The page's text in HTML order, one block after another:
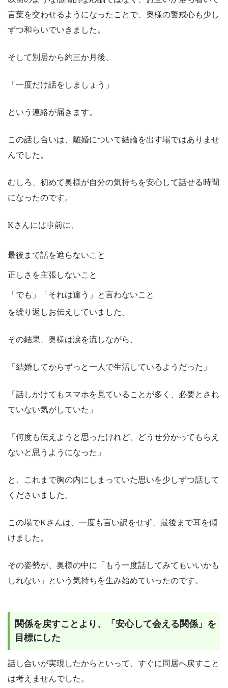
言葉を交わせるようになったことで、奥様の警戒心も少し
ずつ和らいでいきました。
そして別居から約三か月後、
「一度だけ話をしましょう」
という連絡が届きます。
この話し合いは、離婚について結論を出す場ではありませ
んでした。
むしろ、初めて奥様が自分の気持ちを安心して話せる時間
になったのです。
Kさんには事前に、
最後まで話を遮らないこと
正しさを主張しないこと
「でも」「それは違う」と言わないこと
を繰り返しお伝えしていました。
その結果、奥様は涙を流しながら、
「結婚してからずっと一人で生活しているようだった」
「話しかけてもスマホを見ていることが多く、必要とされ
ていない気がしていた」
「何度も伝えようと思ったけれど、どうせ分かってもらえ
ないと思うようになった」
と、これまで胸の内にしまっていた思いを少しずつ話して
くださいました。
この場でKさんは、一度も言い訳をせず、最後まで耳を傾
けました。
その姿勢が、奥様の中に「もう一度話してみてもいいかも
しれない」という気持ちを生み始めていったのです。
関係を戻すことより、「安心して会える関係」を
目標にした
話し合いが実現したからといって、すぐに同居へ戻すこと
は考えませんでした。